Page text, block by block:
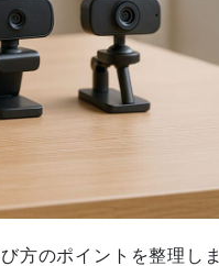
方のポイントを整理しま